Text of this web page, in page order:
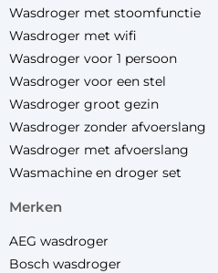
Wasdroger met stoomfunctie
Wasdroger met wifi
Wasdroger voor 1 persoon
Wasdroger voor een stel
Wasdroger groot gezin
Wasdroger zonder afvoerslang
Wasdroger met afvoerslang
Wasmachine en droger set
merken
AEG wasdroger
Bosch wasdroger